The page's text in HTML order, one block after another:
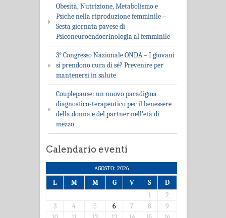
Obesità, Nutrizione, Metabolismo e
Psiche nella riproduzione femminile –
Sesta giornata pavese di
Psiconeuroendocrinologia al femminile
3° Congresso Nazionale ONDA – I giovani
si prendono cura di sé? Prevenire per
mantenersi in salute
Couplepause: un nuovo paradigma
diagnostico-terapeutico per il benessere
della donna e del partner nell’età di
mezzo
Calendario eventi
AGOSTO: 2026
L M M G V S D
1
2
3
4 5 6 7 8
9